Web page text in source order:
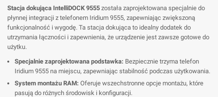
Stacja dokująca IntelliDOCK 9555 została zaprojektowana specjalnie do
płynnej integracji z telefonem Iridium 9555, zapewniając zwiększoną
funkcjonalność i wygodę. Ta stacja dokująca to idealny dodatek do
utrzymania łączności i zapewnienia, że urządzenie jest zawsze gotowe do
użytku.
Specjalnie zaprojektowana podstawka: Bezpiecznie trzyma telefon
Iridium 9555 na miejscu, zapewniając stabilność podczas użytkowania.
System montażu RAM: Oferuje wszechstronne opcje montażu, które
pasują do różnych środowisk i konfiguracji.